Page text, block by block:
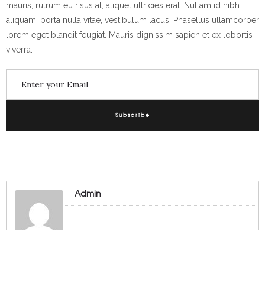
mauris, rutrum eu risus at, aliquet ultricies erat. Nullam id nibh
aliquam, porta nulla vitae, vestibulum lacus. Phasellus ullamcorper
lorem eget blandit feugiat. Mauris dignissim sapien et ex lobortis
viverra.
Subscribe
Admin